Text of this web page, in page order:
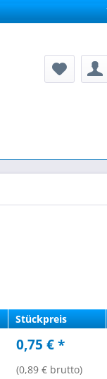
Stückpreis
0,75 € *
(0,89 € brutto)